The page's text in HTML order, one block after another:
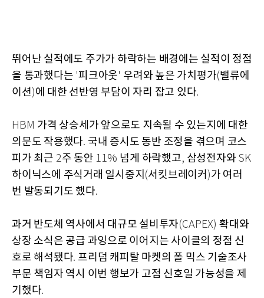
뛰어난 실적에도 주가가 하락하는 배경에는 실적이 정점
을 통과했다는 '피크아웃' 우려와 높은 가치평가(밸류에
이션)에 대한 선반영 부담이 자리 잡고 있다.
HBM 가격 상승세가 앞으로도 지속될 수 있는지에 대한
의문도 작용했다. 국내 증시도 동반 조정을 겪으며 코스
피가 최근 2주 동안 11% 넘게 하락했고, 삼성전자와 SK
하이닉스에 주식거래 일시중지 (서킷브레이커 )가 여러
번 발동되기도 했다.
과거 반도체 역사에서 대규모 설비투자(CAPEX) 확대와
상장 소식은 공급 과잉으로 이어지는 사이클의 정점 신
호로 해석됐다. 프리덤 캐피탈 마켓의 폴 믹스 기술조사
부문 책임자 역시 이번 행보가 고점 신호일 가능성을 제
기했다.